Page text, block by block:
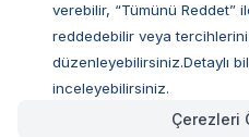
Müşteri Hizmetleri
Sıkça
verebilir, “Tümünü Reddet”
reddedebilir veya
düzenleyebilirsiniz.Detaylı
inceleyebilirsiniz.
Çerezleri